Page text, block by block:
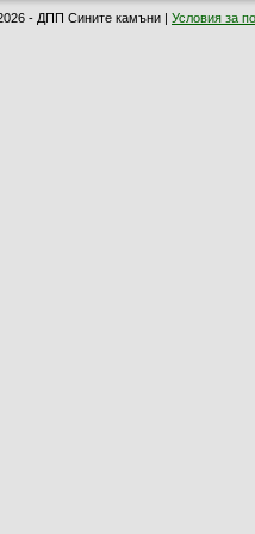
- ДПП Сините камъни | Условия за